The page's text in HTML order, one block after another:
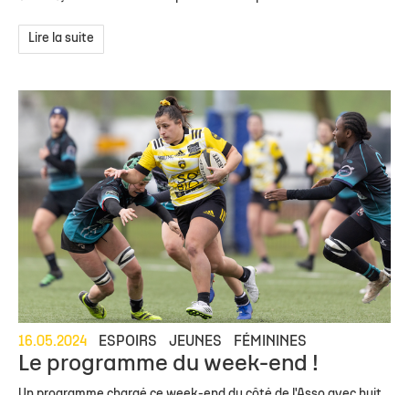
Lire la suite
16.05.2024 ESPOIRS JEUNES FÉMININES
Le programme du week-end !